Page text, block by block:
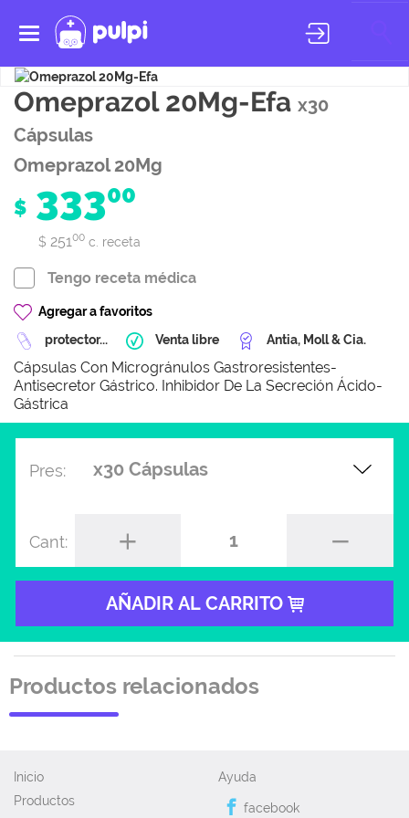
Toggle
navigation
Omeprazol 20Mg-Efa x30
Cápsulas
Omeprazol 20Mg
$ 33300
$ 25100 c. receta
Tengo receta médica
Agregar a favoritos
protector...
Venta libre Antia, Moll & Cia.
Cápsulas Con Microgránulos Gastroresistentes-
Antisecretor Gástrico. Inhibidor De La Secreción Ácido-
Gástrica
Pres:
Cant: 1
AÑADIR AL CARRITO
Productos relacionados
Inicio
Productos
Ayuda
facebook